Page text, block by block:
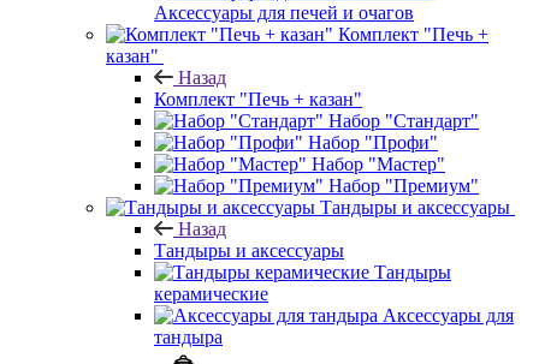
Аксессуары для печей и очагов
Комплект "Печь +
казан"
Назад
Комплект "Печь + казан"
Набор "Стандарт"
Набор "Профи"
Набор "Мастер"
Набор "Премиум"
Тандыры и аксессуары
Назад
Тандыры и аксессуары
Тандыры
керамические
Аксессуары для
тандыра